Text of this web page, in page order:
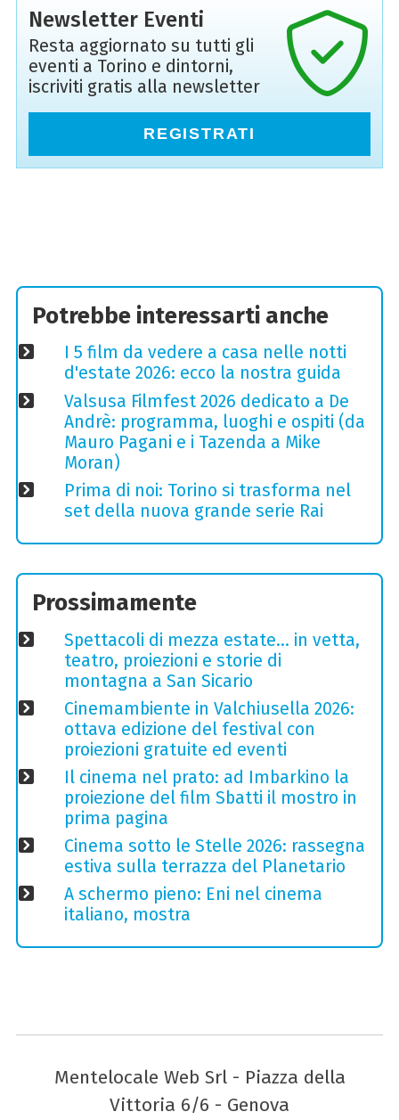
Newsletter Eventi
Resta aggiornato su tutti gli
eventi a Torino e dintorni,
iscriviti gratis alla newsletter
REGISTRATI
Potrebbe interessarti anche
I 5 film da vedere a casa nelle notti
d'estate 2026: ecco la nostra guida
Valsusa Filmfest 2026 dedicato a De
Andrè: programma, luoghi e ospiti (da
Mauro Pagani e i Tazenda a Mike
Moran)
Prima di noi: Torino si trasforma nel
set della nuova grande serie Rai
Prossimamente
Spettacoli di mezza estate… in vetta,
teatro, proiezioni e storie di
montagna a San Sicario
Cinemambiente in Valchiusella 2026:
ottava edizione del festival con
proiezioni gratuite ed eventi
Il cinema nel prato: ad Imbarkino la
proiezione del film Sbatti il mostro in
prima pagina
Cinema sotto le Stelle 2026: rassegna
estiva sulla terrazza del Planetario
A schermo pieno: Eni nel cinema
italiano, mostra
Mentelocale Web Srl - Piazza della
Vittoria 6/6 - Genova